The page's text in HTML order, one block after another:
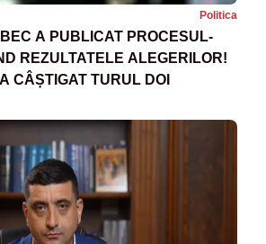
Politica
A PUBLICAT PROCESUL-
REZULTATELE ALEGERILOR!
CÂȘTIGAT TURUL DOI